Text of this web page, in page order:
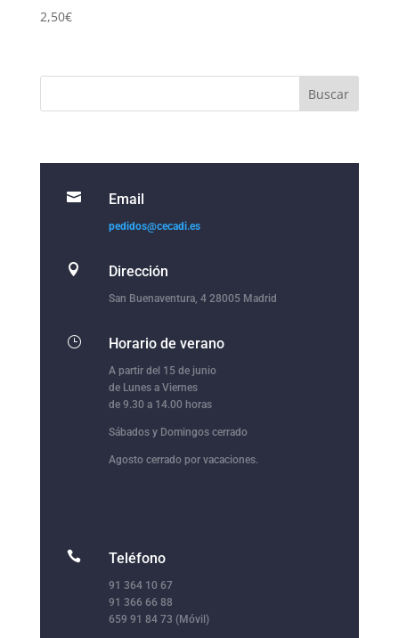
2,50€
 Email
pedidos@cecadi.es
 Dirección
San Buenaventura, 4 28005 Madrid
} Horario de verano
A partir del 15 de junio
de Lunes a Viernes
de 9.30 a 14.00 horas
Sábados y Domingos cerrado
Agosto cerrado por vacaciones.
 Teléfono
91 364 10 67
91 366 66 88
659 91 84 73 (Móvil)